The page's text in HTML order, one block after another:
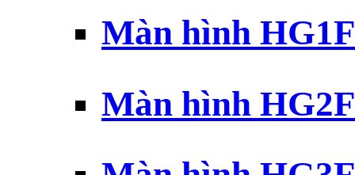
Màn hình
Màn hình